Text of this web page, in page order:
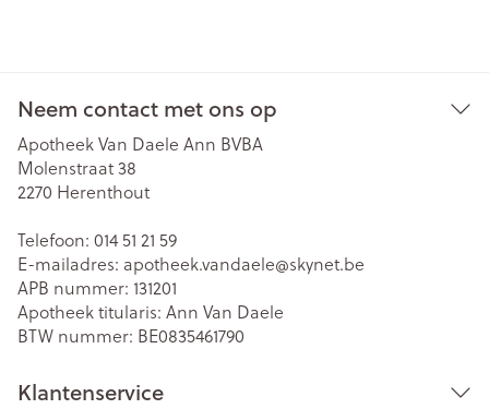
Neem contact met ons op
Apotheek Van Daele Ann BVBA
Molenstraat 38
2270 Herenthout
Telefoon: 014 51 21 59
E-mailadres: apotheek.vandaele@skynet.be
APB nummer: 131201
Apotheek titularis: Ann Van Daele
BTW nummer: BE0835461790
Klantenservice